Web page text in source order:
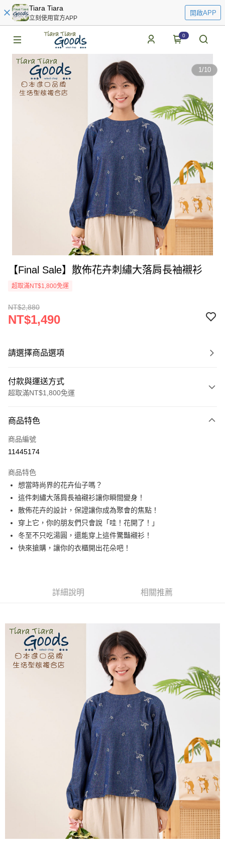
Tiara Tiara
立刻使用官方APP
開啟APP
0
1/10
【Final Sale】散佈花卉刺繡大落肩長袖襯衫
超取滿NT$1,800免運
NT$2,880
NT$1,490
請選擇商品選項
付款與運送方式
超取滿NT$1,800免運
信用卡一次付款
超商取貨付款
Apple Pay
悠遊付
Google Pay
全盈+PAY
AFTEE先享後付是「在收到商品之後才付款」的支付方式。 讓您購物簡單
３．安心：先確認商品／服務後，再付款。
【「AFTEE先享後付」結帳流程】
１．於結帳方式選擇「AFTEE先享後付」後，將跳轉至「AFTEE先享後付」
結帳頁面，進行簡訊認證並確認金額後，即可完成結帳。
２．訂單成立數日內，您將收到繳費通知簡訊。
３．收到繳費通知簡訊後14天內，點擊此簡訊中的連結，可透過四大超商／
ATM／網路銀行／等多元方式進行付款，方視為交易完成。
※ 請注意：結帳手續完成當下不需立刻繳費，但若您需要取消訂單，請聯絡
購買商品的店家。未經商家同意取消之訂單仍視為有效，需透過AFTEE先享
※ 交易是否成功請以「AFTEE先享後付 」之結帳頁面顯示為準，若有關於
是否繳費成功／繳費後需取消欲退款等相關疑問，請聯繫「AFTEE先享後付
https://netprotections.freshdesk.com/support/home
１．透過由恩沛科技股份有限公司提供之「AFTEE先享後付」服務完成之交
易，需依本服務之必要範圍內提供個人資料，並將交易相關給付款項請求債
權轉讓予恩沛科技股份有限公司。
２．關於個人資料處理事宜，請瀏覽以下網址：
https://aftee.tw/terms/#terms3
３．未成年的使用者請事先徵得法定代理人或監護人之同意方可使用
「AFTEE先享後付」，若未經同意申辦者引起之損失，本公司不負相關責
全家取貨付款
每筆NT$60，滿NT$1,800(含以上)免運費
付款後全家取貨
每筆NT$60，滿NT$1,800(含以上)免運費
每筆NT$60，滿NT$2,000(含以上)免運費
每筆NT$60，滿NT$2,000(含以上)免運費
黑貓宅急便(包裹尺寸60cm以下)
每筆NT$100，滿NT$2,000(含以上)免運費
黑貓宅急便(包裹尺寸90cm以下)
每筆NT$140，滿NT$2,000(含以上)免運費
商品特色
商品編號
11445174
商品特色
想當時尚界的花卉仙子嗎？
這件刺繡大落肩長袖襯衫讓你瞬間變身！
散佈花卉的設計，保證讓你成為聚會的焦點！
穿上它，你的朋友們只會說「哇！花開了！」
冬至不只吃湯圓，還能穿上這件驚豔襯衫！
快來搶購，讓你的衣櫃開出花朵吧！
詳細說明 相關推薦